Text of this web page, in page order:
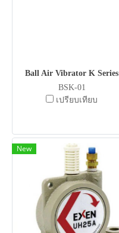
Ball Air Vibrator K Series
BSK-01
เปรียบเทียบ
New